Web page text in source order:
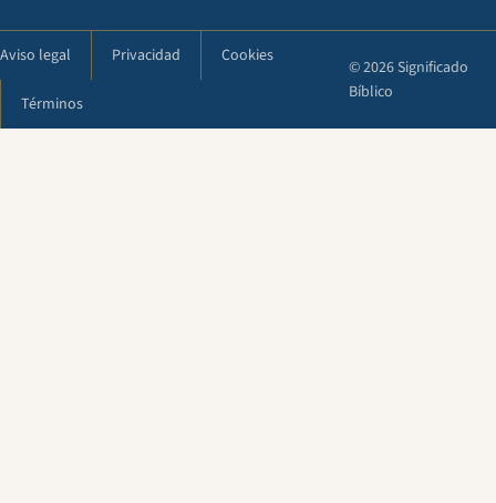
Aviso legal Privacidad Cookies
Términos
© 2026 Significado
Bíblico